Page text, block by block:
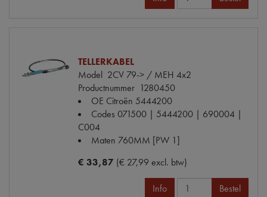
TELLERKABEL
Model 2CV 79-> / MEH 4x2
Productnummer 1280450
OE Citroën 5444200
Codes 071500 | 5444200 | 690004 |
C004
Maten 760MM [PW 1]
€ 33,87 (€ 27,99 excl. btw)
Info Bestel